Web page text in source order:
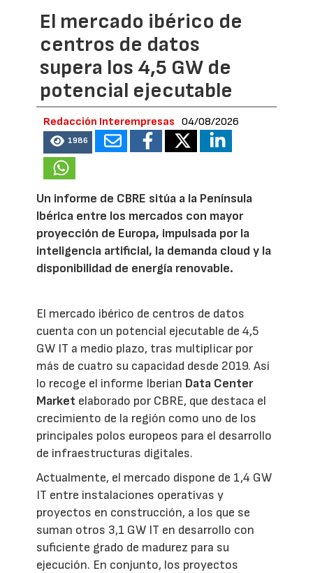
El mercado ibérico de
centros de datos
supera los 4,5 GW de
potencial ejecutable
Redacción Interempresas 04/08/2026
1986
Un informe de CBRE sitúa a la Península
Ibérica entre los mercados con mayor
proyección de Europa, impulsada por la
inteligencia artificial, la demanda cloud y la
disponibilidad de energía renovable.
El mercado ibérico de centros de datos
cuenta con un potencial ejecutable de 4,5
GW IT a medio plazo, tras multiplicar por
más de cuatro su capacidad desde 2019. Así
lo recoge el informe Iberian Data Center
Market elaborado por CBRE, que destaca el
crecimiento de la región como uno de los
principales polos europeos para el desarrollo
de infraestructuras digitales.
Actualmente, el mercado dispone de 1,4 GW
IT entre instalaciones operativas y
proyectos en construcción, a los que se
suman otros 3,1 GW IT en desarrollo con
suficiente grado de madurez para su
ejecución. En conjunto, los proyectos